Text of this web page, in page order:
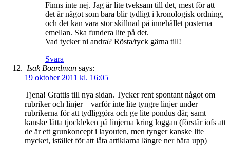
Finns inte nej. Jag är lite tveksam till det, mest för att
det är något som bara blir tydligt i kronologisk ordning,
och det kan vara stor skillnad på innehållet posterna
emellan. Ska fundera lite på det.
Vad tycker ni andra? Rösta/tyck gärna till!
Svara
Isak Boardman says:
19 oktober 2011 kl. 16:05
Tjena! Grattis till nya sidan. Tycker rent spontant något om
rubriker och linjer – varför inte lite tyngre linjer under
rubrikerna för att tydliggöra och ge lite pondus där, samt
kanske lätta tjockleken på linjerna kring loggan (förstår iofs att
de är ett grunkoncept i layouten, men tynger kanske lite
mycket, istället för att låta artiklarna längre ner bära upp)